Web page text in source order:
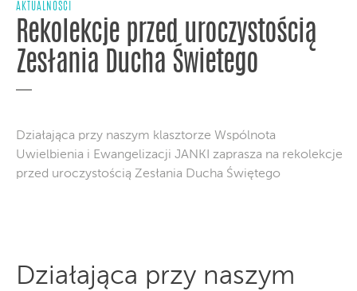
AKTUALNOŚCI
Rekolekcje przed uroczystością
Zesłania Ducha Świetego
Działająca przy naszym klasztorze Wspólnota
Uwielbienia i Ewangelizacji JANKI zaprasza na rekolekcje
przed uroczystością Zesłania Ducha Świętego
Działająca przy naszym